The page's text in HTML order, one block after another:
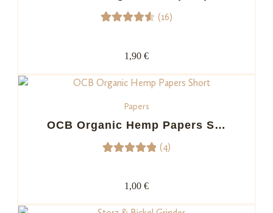
gen
4.63
von 5,
nd auf
Kundenb
ngen
(16)
1,90 €
Papers
OCB Organic Hemp Papers S…
5.00von
5,
(4)
1,00 €